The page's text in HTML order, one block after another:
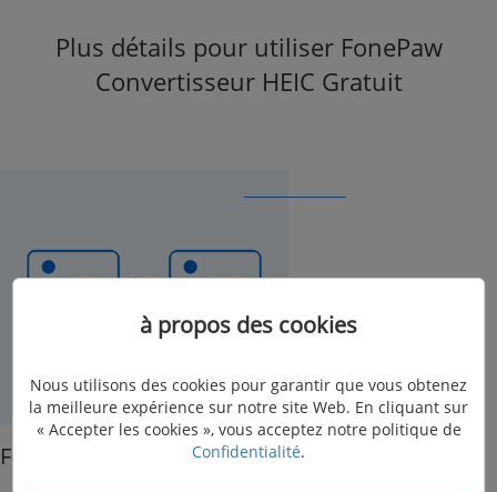
Plus détails pour utiliser FonePaw
Convertisseur HEIC Gratuit
Fonctionnalité 1
à propos des cookies
Nous utilisons des cookies pour garantir que vous obtenez
la meilleure expérience sur notre site Web. En cliquant sur
« Accepter les cookies », vous acceptez notre politique de
Confidentialité.